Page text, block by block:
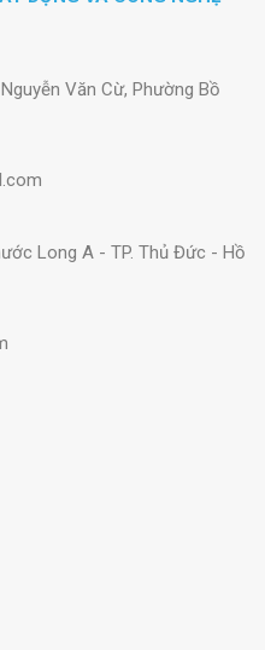
Văn Cừ, Phường Bồ
Long A - TP. Thủ Đức - Hồ